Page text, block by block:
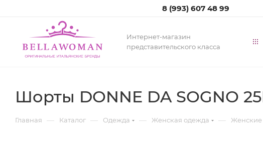
8 (993) 607 48 99
Интернет-магазин
представительского класса
Шорты DONNE DA SOGNO
Главная — Каталог — Одежда — Женская одежда —